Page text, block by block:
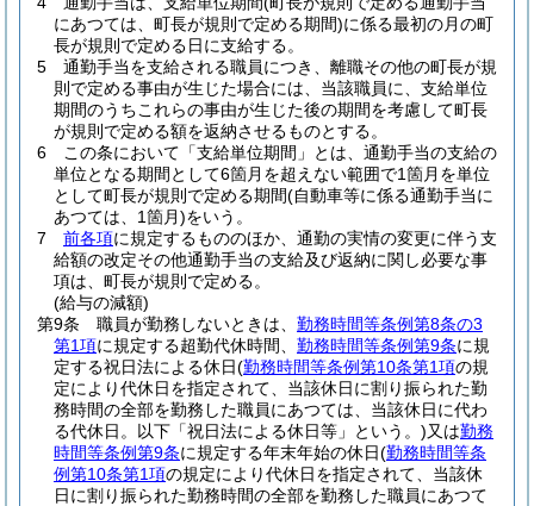
にあつては、町長が規則で定める期間)に係る最初の月の町
長が規則で定める日に支給する。
5
通勤手当を支給される職員につき、離職その他の町長が規
則で定める事由が生じた場合には、当該職員に、支給単位
期間のうちこれらの事由が生じた後の期間を考慮して町長
が規則で定める額を返納させるものとする。
6
この条において「支給単位期間」とは、通勤手当の支給の
単位となる期間として6箇月を超えない範囲で1箇月を単位
として町長が規則で定める期間(自動車等に係る通勤手当に
あつては、1箇月)をいう。
7
前各項に規定するもののほか、通勤の実情の変更に伴う支
給額の改定その他通勤手当の支給及び返納に関し必要な事
項は、町長が規則で定める。
(給与の減額)
第9条
職員が勤務しないときは、 勤務時間等条例第8条の3
第1項に規定する超勤代休時間、 勤務時間等条例第9条に規
定する祝日法による休日(勤務時間等条例第10条第1項の規
定により代休日を指定されて、当該休日に割り振られた勤
務時間の全部を勤務した職員にあつては、当該休日に代わ
る代休日。以下「祝日法による休日等」という。)又は勤務
時間等条例第9条に規定する年末年始の休日(勤務時間等条
例第10条第1項の規定により代休日を指定されて、当該休
日に割り振られた勤務時間の全部を勤務した職員にあつて